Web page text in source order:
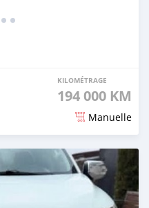
KILOMÉTRAGE
194 000 KM
Manuelle